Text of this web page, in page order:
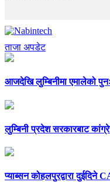
ताजा अपडेट
आजदेखि लुम्बिनीमा एमालेको
लुम्बिनी प्रदेश सरकारबाट
प्याब्सन कोहलपुरद्वारा दुईदिने